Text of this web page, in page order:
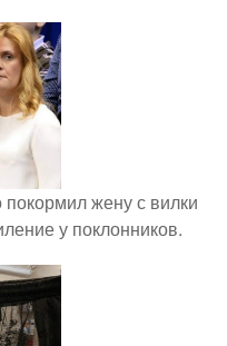
жену с вилки
у поклонников.